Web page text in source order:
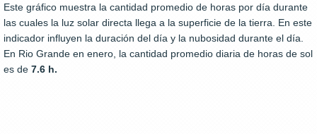
Este gráfico muestra la cantidad promedio de horas por día durante
las cuales la luz solar directa llega a la superficie de la tierra. En este
indicador influyen la duración del día y la nubosidad durante el día.
En Rio Grande en enero, la cantidad promedio diaria de horas de sol
es de 7.6 h.